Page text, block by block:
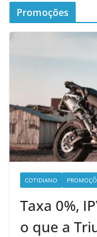
Promoções
COTIDIANO
Taxa 0%,
o que a